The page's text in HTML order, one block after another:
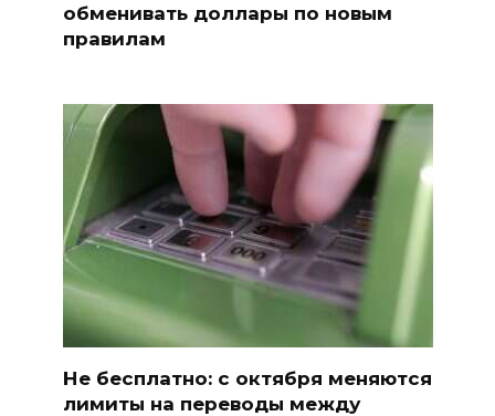
обменивать доллары по новым
правилам
Не бесплатно: с октября меняются
лимиты на переводы между